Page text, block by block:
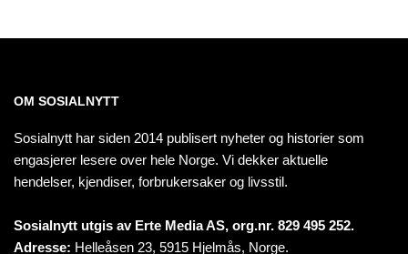
OM SOSIALNYTT
Sosialnytt har siden 2014 publisert nyheter og historier som
engasjerer lesere over hele Norge. Vi dekker aktuelle
hendelser, kjendiser, forbrukersaker og livsstil.
Sosialnytt utgis av Erte Media AS, org.nr. 829 495 252.
Adresse: Helleåsen 23, 5915 Hjelmås, Norge.